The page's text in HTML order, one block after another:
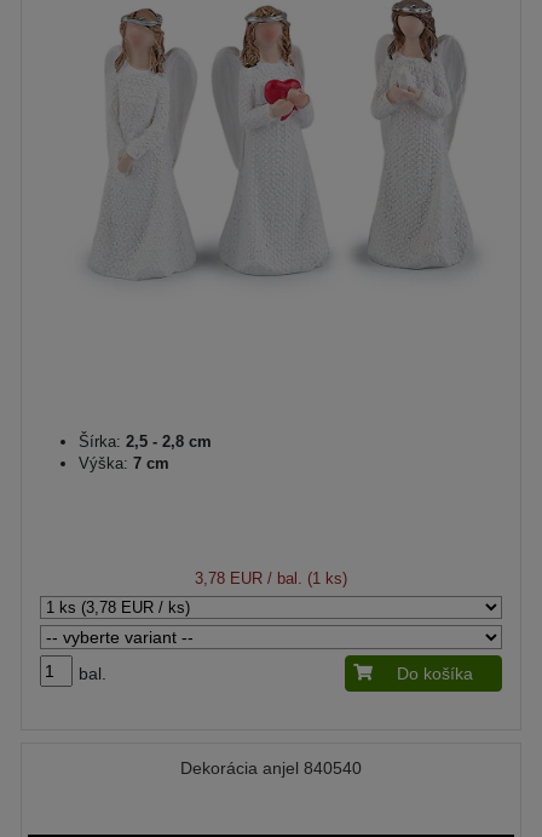
Šírka: 2,5 - 2,8 cm
Výška: 7 cm
3,78 EUR / bal. (1 ks)
bal. Do košíka
Dekorácia anjel 840540